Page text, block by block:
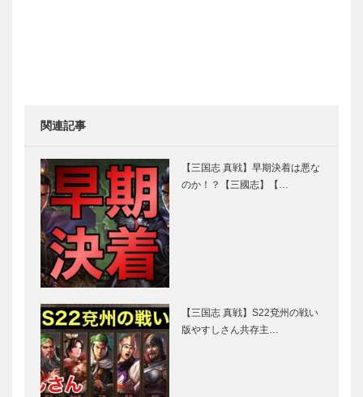
関連記事
【三国志 真戦】早期決着は悪な
のか！？【三國志】【…
【三国志 真戦】S22兗州の戦い
版やすしさん共存主…